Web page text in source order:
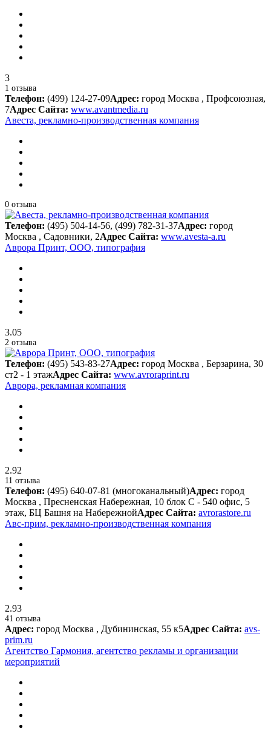
3
1 отзыва
Телефон: (499) 124-27-09Адрес: город Москва , Профсоюзная,
7Адрес Сайта: www.avantmedia.ru
Авеста, рекламно-производственная компания
0 отзыва
Телефон: (495) 504-14-56, (499) 782-31-37Адрес: город
Москва , Садовники, 2Адрес Сайта: www.avesta-a.ru
Аврора Принт, ООО, типография
3.05
2 отзыва
Телефон: (495) 543-83-27Адрес: город Москва , Берзарина, 30
ст2 - 1 этажАдрес Сайта: www.avroraprint.ru
Аврора, рекламная компания
2.92
11 отзыва
Телефон: (495) 640-07-81 (многоканальный)Адрес: город
Москва , Пресненская Набережная, 10 блок С - 540 офис, 5
этаж, БЦ Башня на НабережнойАдрес Сайта: avrorastore.ru
Авс-прим, рекламно-производственная компания
2.93
41 отзыва
Адрес: город Москва , Дубининская, 55 к5Адрес Сайта: avs-
prim.ru
Агентство Гармония, агентство рекламы и организации
мероприятий